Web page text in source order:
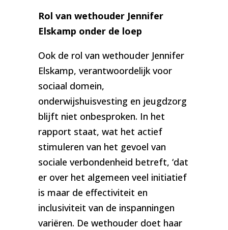
Rol van wethouder Jennifer
Elskamp onder de loep
Ook de rol van wethouder Jennifer
Elskamp, verantwoordelijk voor
sociaal domein,
onderwijshuisvesting en jeugdzorg
blijft niet onbesproken. In het
rapport staat, wat het actief
stimuleren van het gevoel van
sociale verbondenheid betreft, ‘dat
er over het algemeen veel initiatief
is maar de effectiviteit en
inclusiviteit van de inspanningen
variëren. De wethouder doet haar